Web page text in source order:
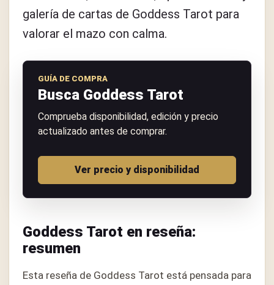
galería de cartas de Goddess Tarot para
valorar el mazo con calma.
GUÍA DE COMPRA
Busca Goddess Tarot
Comprueba disponibilidad, edición y precio
actualizado antes de comprar.
Ver precio y disponibilidad
Goddess Tarot en reseña:
resumen
Esta reseña de Goddess Tarot está pensada para